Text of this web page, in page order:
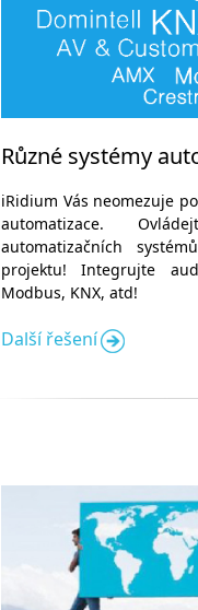
Různé systémy
iRidium Vás neomezuje
automatizace.
automatizačních
projektu! Integrujte
Modbus, KNX, atd!
Další řešení